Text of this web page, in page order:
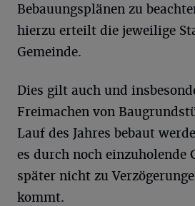
Bebauungsplänen zu
hierzu erteilt die jeweilige
Gemeinde.
Dies gilt auch und
Freimachen von
Lauf des Jahres bebaut
es durch noch einzuholende
später nicht zu
kommt.